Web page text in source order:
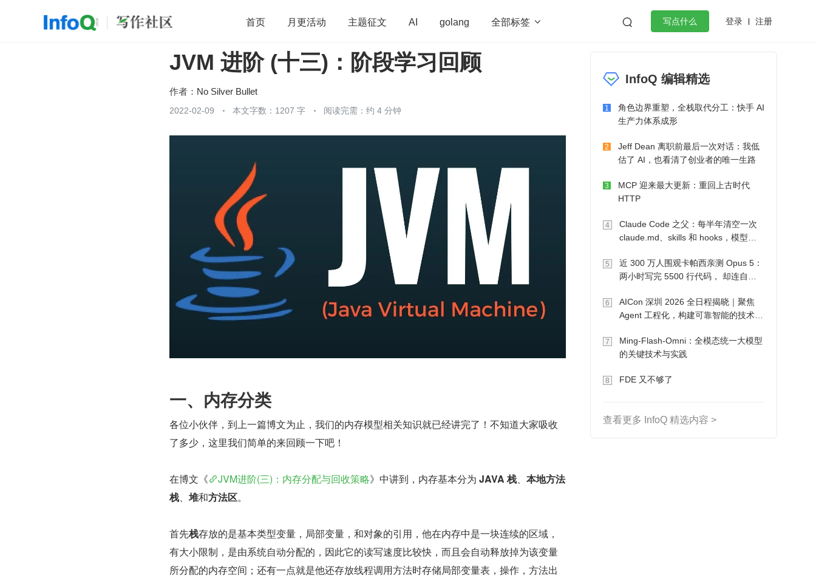
首页 月更活动 主题征文 AI golang 全部标签   写点什么 登录 注册
开源 架构 OpenHarmony 算法 学习方法 Web3.0
微服务架构 flutter
JVM 进阶 (十三)：阶段学习回顾
作者： No Silver Bullet
2022-02-09 本文字数：1207 字 阅读完需：约 4 分钟
一、内存分类
各位小伙伴，到上一篇博文为止，我们的内存模型相关知识就已经讲完了！不知道大家吸收
了多少，这里我们简单的来回顾一下吧！
在博文《 JVM进阶(三)：内存分配与回收策略》中讲到，内存基本分为 JAVA 栈、 本地方法
栈、 堆和方法区。
首先栈存放的是基本类型变量，局部变量，和对象的引用，他在内存中是一块连续的区域，
有大小限制，是由系统自动分配的，因此它的读写速度比较快，而且会自动释放掉为该变量
所分配的内存空间；还有一点就是他还存放线程调用方法时存储局部变量表，操作，方法出
InfoQ 编辑精选
1
角色边界重塑，全栈取代分工：快手 AI
生产力体系成形
2
Jeff Dean 离职前最后一次对话：我低
估了 AI，也看清了创业者的唯一生路
3
MCP 迎来最大更新：重回上古时代
HTTP
4
Claude Code 之父：每半年清空一次
claude.md、skills 和 hooks，模型自
5
近 300 万人围观卡帕西亲测 Opus 5：
两小时写完 5500 行代码， 却连自己
6
AICon 深圳 2026 全日程揭晓｜聚焦
Agent 工程化，构建可靠智能的技术路
7
Ming-Flash-Omni：全模态统一大模型
的关键技术与实践
8 FDE 又不够了
查看更多 InfoQ 精选内容 >